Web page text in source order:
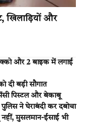
खिलाड़ियों और
इक्को और 2 बाइक में लगाई
दी बड़ी सौगात
पिस्टल और बेकाबू
ने घेराबंदी कर दबोचा
मुसलमान-ईसाई भी